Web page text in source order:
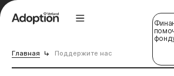
Главная Поддержите нас